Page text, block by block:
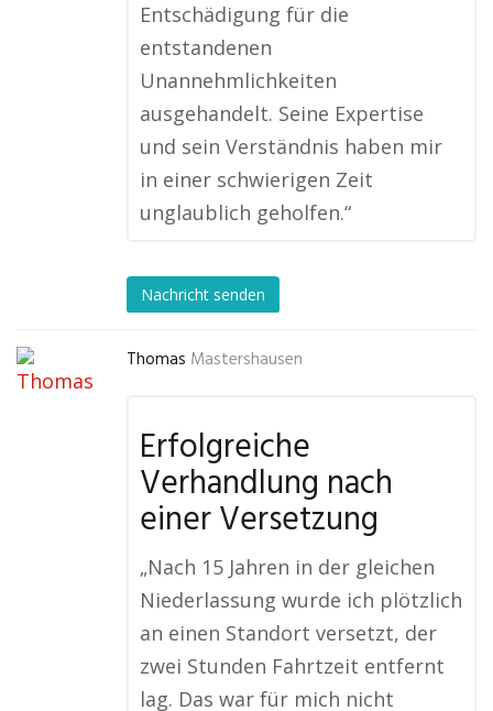
Entschädigung für die
entstandenen
Unannehmlichkeiten
ausgehandelt. Seine Expertise
und sein Verständnis haben mir
in einer schwierigen Zeit
unglaublich geholfen.“
Nachricht senden
Thomas Mastershausen
Erfolgreiche
Verhandlung nach
einer Versetzung
„Nach 15 Jahren in der gleichen
Niederlassung wurde ich plötzlich
an einen Standort versetzt, der
zwei Stunden Fahrtzeit entfernt
lag. Das war für mich nicht